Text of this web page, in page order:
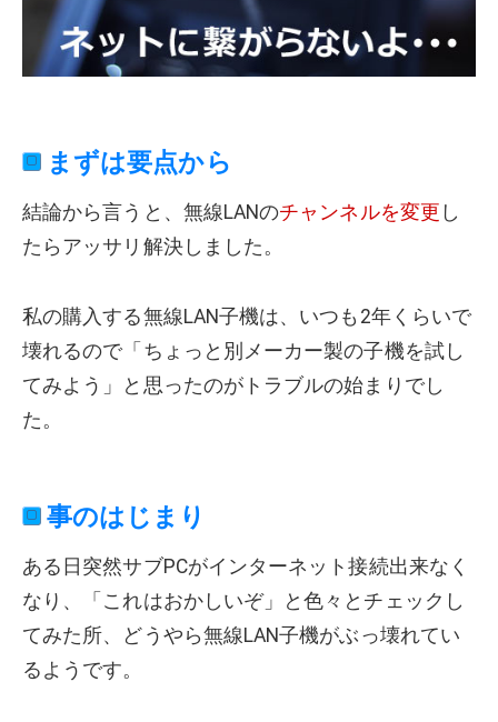
まずは要点から
結論から言うと、無線LANのチャンネルを変更 し
たらアッサリ解決しました。
私の購入する無線LAN子機は、いつも2年くらいで
壊れるので「ちょっと別メーカー製の子機を試し
てみよう」と思ったのがトラブルの始まりでし
た。
事のはじまり
ある日突然サブPCがインターネット接続出来なく
なり、「これはおかしいぞ」と色々とチェックし
てみた所、どうやら無線LAN子機がぶっ壊れてい
るようです。